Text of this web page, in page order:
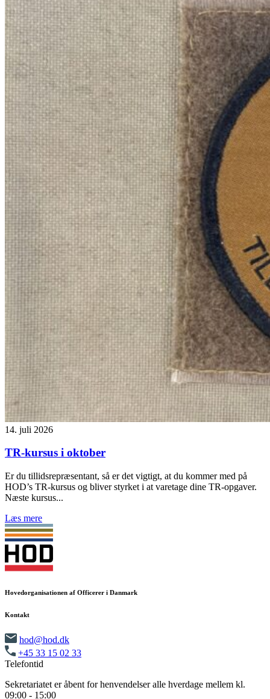
14. juli 2026
TR-kursus i oktober
Er du tillidsrepræsentant, så er det vigtigt, at du kommer med på
HOD’s TR-kursus og bliver styrket i at varetage dine TR-opgaver.
Næste kursus...
Læs mere
Hovedorganisationen af Officerer i Danmark
Kontakt
hod@hod.dk
+45 33 15 02 33
Telefontid
Sekretariatet er åbent for henvendelser alle hverdage mellem kl.
09:00 - 15:00